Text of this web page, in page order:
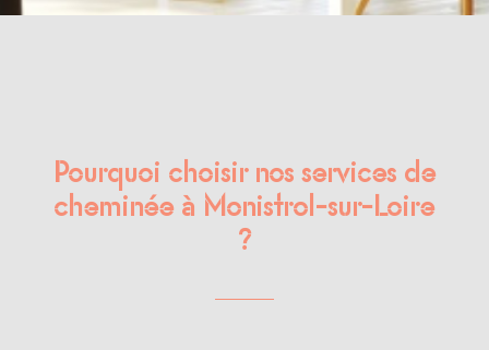
Pourquoi choisir nos services de
cheminée à Monistrol-sur-Loire
?